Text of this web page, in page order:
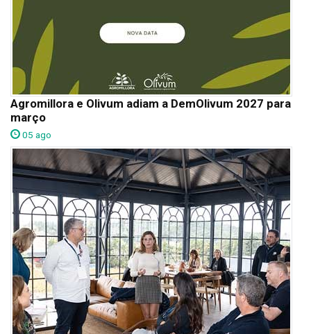
Agromillora e Olivum adiam a DemOlivum 2027 para
março
05 ago